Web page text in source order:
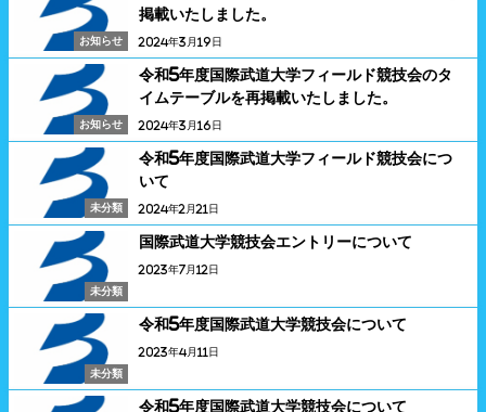
お知らせ
掲載いたしました。
2024年3月19日
お知らせ
令和5年度国際武道大学フィールド競技会のタ
イムテーブルを再掲載いたしました。
2024年3月16日
未分類
令和5年度国際武道大学フィールド競技会につ
いて
2024年2月21日
未分類
国際武道大学競技会エントリーについて
2023年7月12日
未分類
令和5年度国際武道大学競技会について
2023年4月11日
令和5年度国際武道大学競技会について